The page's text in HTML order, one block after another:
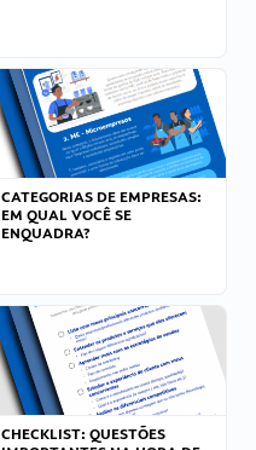
CATEGORIAS DE EMPRESAS:
EM QUAL VOCÊ SE
ENQUADRA?
CHECKLIST: QUESTÕES